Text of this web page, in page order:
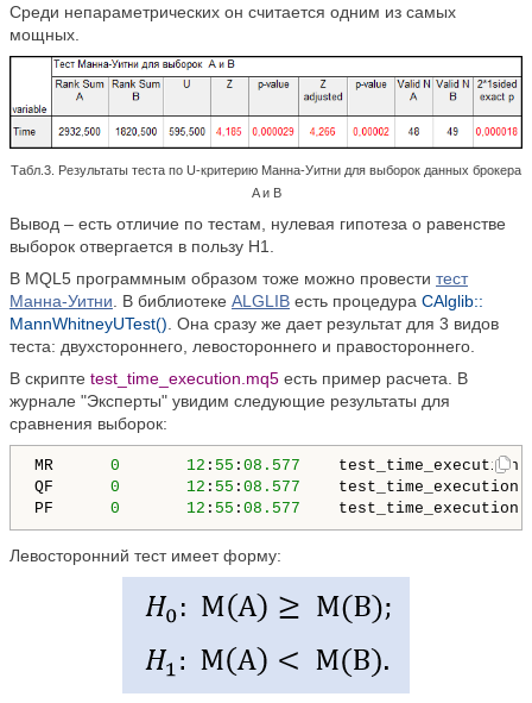
Среди непараметрических он считается одним из самых
мощных.
Табл.3. Результаты теста по U-критерию Манна-Уитни для выборок данных брокера
A и B
Вывод – есть отличие по тестам, нулевая гипотеза о равенстве
выборок отвергается в пользу Н1.
В MQL5 программным образом тоже можно провести тест
Манна-Уитни . В библиотеке ALGLIB есть процедура CAlglib::
MannWhitneyUTest() . Она сразу же дает результат для 3 видов
теста: двухстороннего, левостороннего и правостороннего.
В скрипте test_time_execution.mq5 есть пример расчета. В
журнале "Эксперты" увидим следующие результаты для
сравнения выборок:
MR 0 12 : 55 : 08.577 test_time_execution
QF 0 12 : 55 : 08.577 test_time_execution
PF 0 12 : 55 : 08.577 test_time_execution
Левосторонний тест имеет форму: